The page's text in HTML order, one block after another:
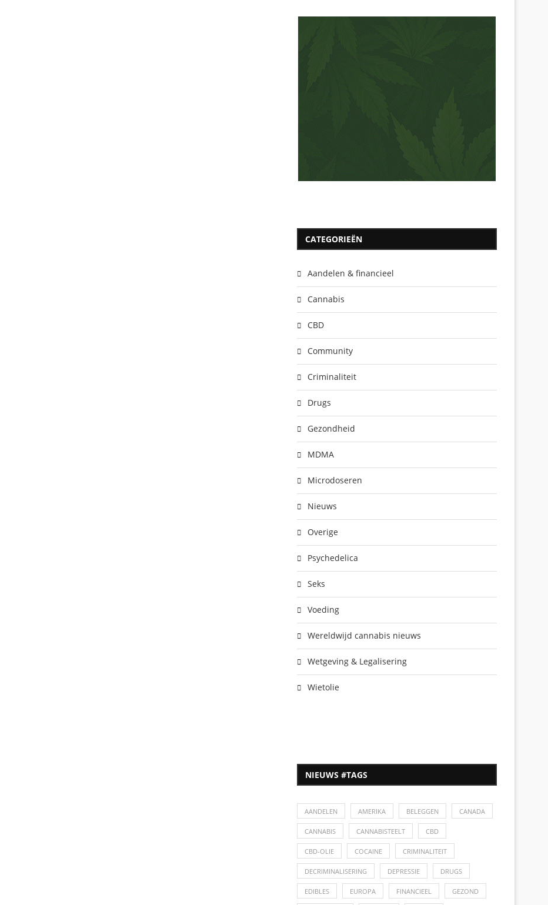
CATEGORIEËN
Aandelen & financieel
Cannabis
CBD
Community
Criminaliteit
Drugs
Gezondheid
MDMA
Microdoseren
Nieuws
Overige
Psychedelica
Seks
Voeding
Wereldwijd cannabis nieuws
Wetgeving & Legalisering
Wietolie
NIEUWS #TAGS
AANDELEN AMERIKA BELEGGEN CANADA
CANNABIS CANNABISTEELT CBD
CBD-OLIE COCAINE CRIMINALITEIT
DECRIMINALISERING DEPRESSIE DRUGS
EDIBLES EUROPA FINANCIEEL GEZOND